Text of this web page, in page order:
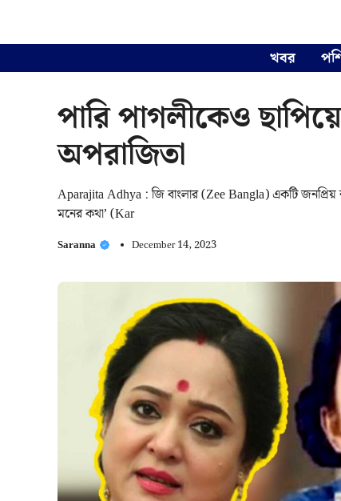
খবর
পারি পাগলীকেও
অপরাজিতা
Aparajita Adhya : জি বাংলার (Zee Bangla) একটি জনপ্রিয়
মনের কথা’ (Kar
Saranna December 14, 2023